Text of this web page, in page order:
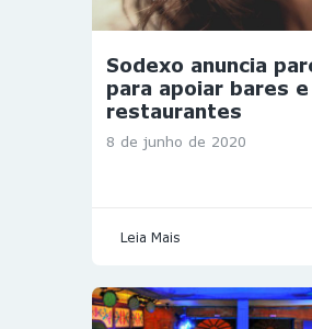
Sodexo anuncia
para apoiar bares e
restaurantes
8 de junho de 2020
Leia Mais